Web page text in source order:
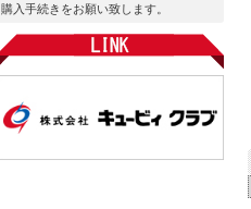
購入手続きをお願い致します。